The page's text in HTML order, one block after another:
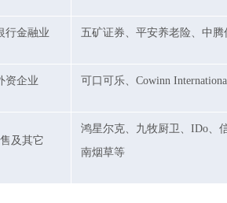
行金融业 五矿证券、平安养老险、中
资企业 可口可乐、 Cowinn
及其它
鸿星尔克、九牧厨卫、IDo、
南烟草等